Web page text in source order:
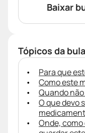
Baixar
Tópicos da
Para que
Como este
Quando
O que devo
Onde,